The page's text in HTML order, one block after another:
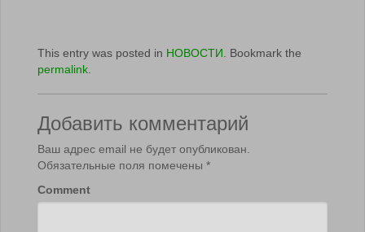
This entry was posted in НОВОСТИ . Bookmark the
permalink
Добавить комментарий
Ваш адрес email не будет опубликован.
Обязательные поля помечены *
Comment